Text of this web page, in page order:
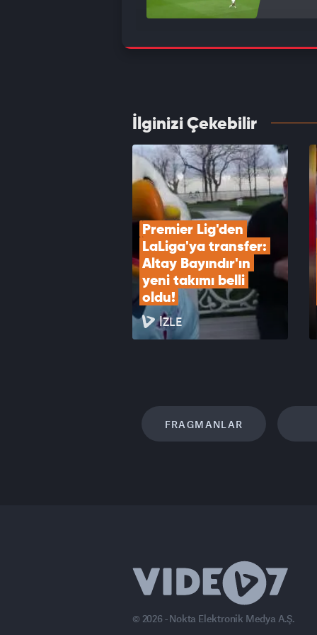
etti
İlginizi Çekebilir
Premier Lig'den
LaLiga'ya transfer:
Altay Bayındır'ın
yeni takımı belli
oldu!
İZLE
FRAGMANLAR
© 2026 - Nokta Elektronik Medya A.Ş.